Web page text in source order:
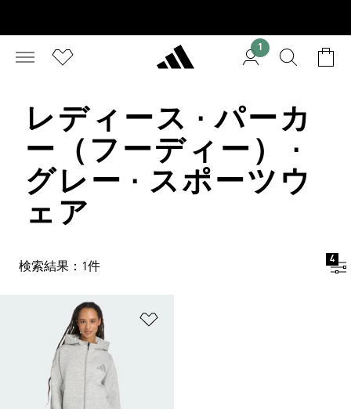
1
レディース · パーカ
ー（フーディー） ·
グレー · スポーツウ
ェア
検索結果：1件
4